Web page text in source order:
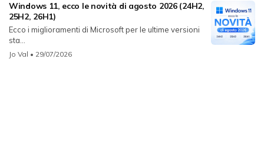
Windows 11, ecco le novità di agosto 2026 (24H2,
25H2, 26H1)
Ecco i miglioramenti di Microsoft per le ultime versioni
sta...
Jo Val • 29/07/2026